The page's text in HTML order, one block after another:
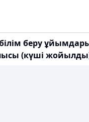
беру
(күші